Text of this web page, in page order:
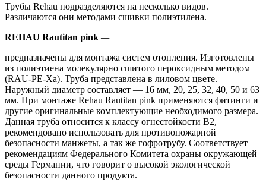
Трубы Rehau подразделяются на несколько видов.
Различаются они методами сшивки полиэтилена.
REHAU Rautitan pink —
предназначены для монтажа систем отопления. Изготовлены
из полиэтиена молекулярно сшитого пероксидным методом
(RAU-PE-Xa). Труба представлена в лиловом цвете.
Наружный диаметр составляет — 16 мм, 20, 25, 32, 40, 50 и 63
мм. При монтаже Rehau Rautitan pink применяются фитинги и
другие оригинальные комплектующие необходимого размера.
Данная труба относится к классу огнестойкости B2,
рекомендовано использовать для противопожарной
безопасности манжеты, а так же гофротрубу. Cоответствует
рекомендациям Федерального Комитета охраны окружающей
среды Германии, что говорит о высокой экологической
безопасности данного продукта.